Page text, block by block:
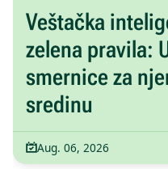
Veštačka
zelena pravila:
smernice za
sredinu
Aug. 06, 2026